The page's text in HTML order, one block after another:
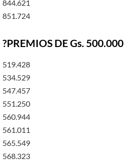
844.621
851.724
?PREMIOS DE Gs. 500.000
519.428
534.529
547.457
551.250
560.944
561.011
565.549
568.323